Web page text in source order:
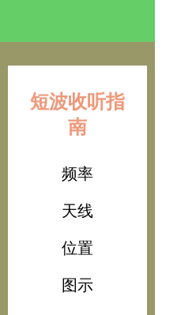
短波收听指
南
频率
天线
位置
图示